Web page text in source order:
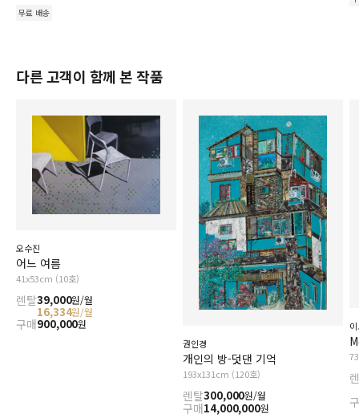
무료 배송
다른 고객이 함께 본 작품
오수진
어느 여름
41x53cm (10호)
렌탈39,000원/월
16,334원/월
구매900,000원
권인경
개인의 방-덧댄 기억
193x131cm (120호)
렌탈300,000원/월
구매14,000,000원